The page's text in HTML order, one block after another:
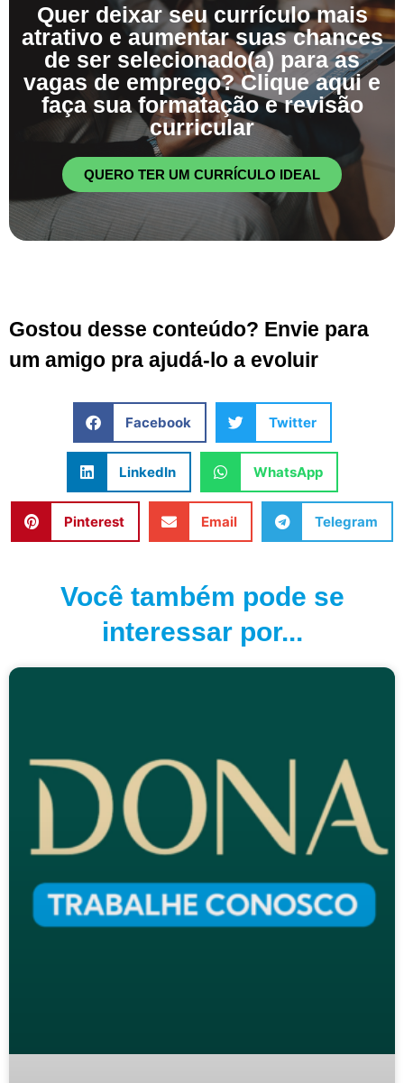
Quer deixar seu currículo mais
atrativo e aumentar suas chances
de ser selecionado(a) para as
vagas de emprego? Clique aqui e
faça sua formatação e revisão
curricular
QUERO TER UM CURRÍCULO IDEAL
Gostou desse conteúdo? Envie para
um amigo pra ajudá-lo a evoluir
Facebook Twitter
LinkedIn WhatsApp
Pinterest Email Telegram
Você também pode se
interessar por...